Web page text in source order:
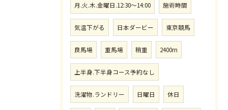
月.火.木.金曜日.12:30〜14:00 施術時間
気温下がる 日本ダービー 東京競馬
良馬場 重馬場 稍重 2400m
上半身.下半身コース予約なし
洗濯物.ランドリー 日曜日 休日